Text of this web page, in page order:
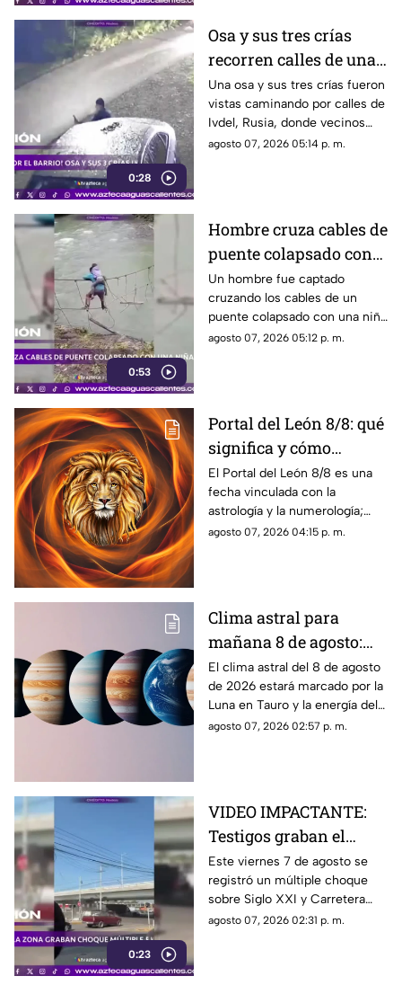
0:28
Osa y sus tres crías
recorren calles de una
ciudad en Rusia
Una osa y sus tres crías fueron
vistas caminando por calles de
Ivdel, Rusia, donde vecinos
reportan un aumento en los
agosto 07, 2026 05:14 p. m.
0:53
Hombre cruza cables de
puente colapsado con
una niña en Ecuador
Un hombre fue captado
cruzando los cables de un
puente colapsado con una niña
en la espalda, en Ecuador, ante
agosto 07, 2026 05:12 p. m.
Portal del León 8/8: qué
significa y cómo
aprovechar la energía
de esta fecha
El Portal del León 8/8 es una
fecha vinculada con la
astrología y la numerología;
conoce qué significa, por qué
agosto 07, 2026 04:15 p. m.
Clima astral para
mañana 8 de agosto:
los principales
movimientos
planetarios y el
horóscopo de cada
El clima astral del 8 de agosto
de 2026 estará marcado por la
Luna en Tauro y la energía del
Sol en Leo. Conoce los
agosto 07, 2026 02:57 p. m.
0:23
VIDEO IMPACTANTE:
Testigos graban el
momento exacto en que
tráiler impacta varios
autos en
Aguascalientes
Este viernes 7 de agosto se
registró un múltiple choque
sobre Siglo XXI y Carretera
Federal 70 Oriente
agosto 07, 2026 02:31 p. m.